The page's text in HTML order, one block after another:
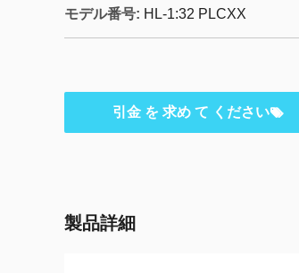
モデル番号: HL-1:32 PLCXX
引金 を 求め て ください
製品詳細